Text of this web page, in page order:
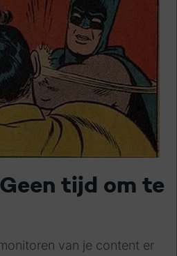
tijd om te
van je content er